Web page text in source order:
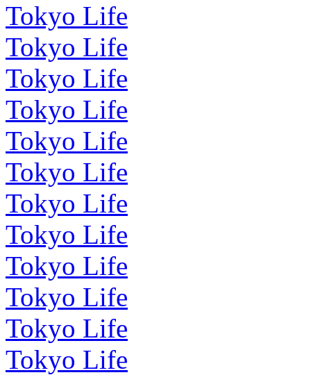
Tokyo Life
Tokyo Life
Tokyo Life
Tokyo Life
Tokyo Life
Tokyo Life
Tokyo Life
Tokyo Life
Tokyo Life
Tokyo Life
Tokyo Life
Tokyo Life